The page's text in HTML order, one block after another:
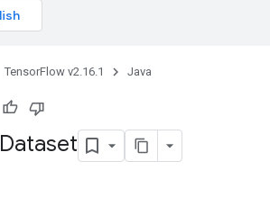
TensorFlow v2.16.1 Java
Dataset